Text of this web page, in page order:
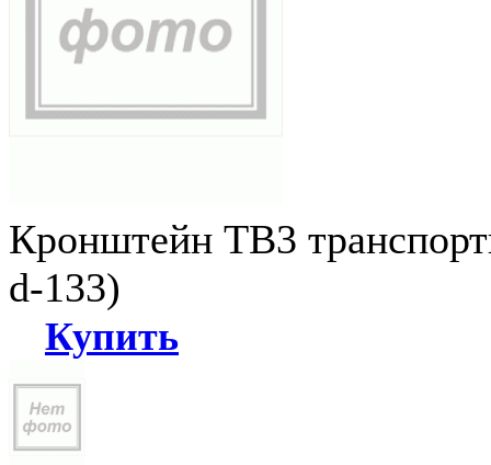
Кронштейн ТВ3
d-133)
Купить